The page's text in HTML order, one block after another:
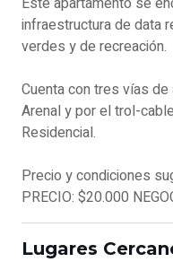
infraestructura de data
verdes y de recreación.
Cuenta con tres vías
Arenal y por el trol-
Residencial.
Precio y condiciones
PRECIO: $20.000
Lugares